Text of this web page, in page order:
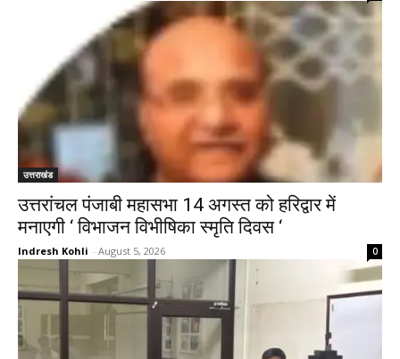
उत्तराखंड
उत्तरांचल पंजाबी महासभा 14 अगस्त को हरिद्वार में
मनाएगी ‘ विभाजन विभीषिका स्मृति दिवस ‘
Indresh Kohli - August 5, 2026 0